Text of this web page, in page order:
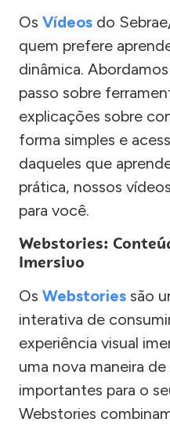
Os Vídeos do
quem prefere
dinâmica.
passo sobre
explicações sobre
forma simples e
daqueles que
prática, nossos
para você.
Webstories:
Imersivo
Os Webstories são
interativa de
experiência visual
uma nova maneira
importantes para o
Webstories